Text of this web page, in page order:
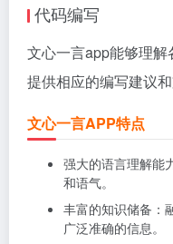
代码编写
文心一言app能够理
提供相应的编写建议
文心一言APP特点
强大的语言理解能
和语气。
丰富的知识储备：
广泛准确的信息。